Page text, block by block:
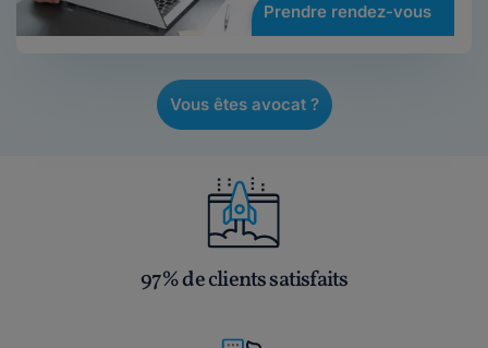
Prendre rendez-vous
Vous êtes avocat ?
97% de clients satisfaits